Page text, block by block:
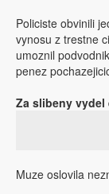
Policiste obvinili
vynosu z trestne
umoznil
penez
Za slibeny vydel
Muze oslovila